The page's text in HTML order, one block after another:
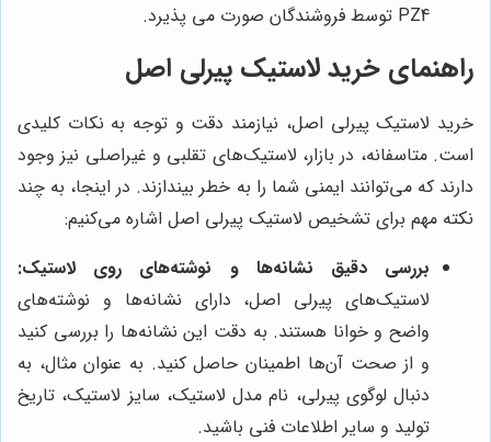
PZ4 توسط فروشندگان صورت می پذیرد.
راهنمای خرید لاستیک پیرلی اصل
خرید لاستیک پیرلی اصل، نیازمند دقت و توجه به نکات کلیدی
است. متاسفانه، در بازار، لاستیک‌های تقلبی و غیراصلی نیز وجود
دارند که می‌توانند ایمنی شما را به خطر بیندازند. در اینجا، به چند
نکته مهم برای تشخیص لاستیک پیرلی اصل اشاره می‌کنیم:
بررسی دقیق نشانه‌ها و نوشته‌های روی لاستیک:
لاستیک‌های پیرلی اصل، دارای نشانه‌ها و نوشته‌های
واضح و خوانا هستند. به دقت این نشانه‌ها را بررسی کنید
و از صحت آن‌ها اطمینان حاصل کنید. به عنوان مثال، به
دنبال لوگوی پیرلی، نام مدل لاستیک، سایز لاستیک، تاریخ
تولید و سایر اطلاعات فنی باشید.